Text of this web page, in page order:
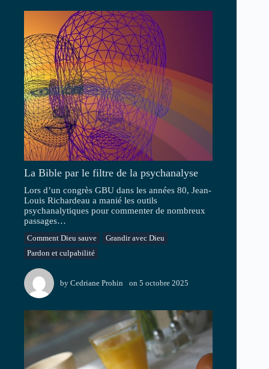
La Bible par le filtre de la psychanalyse
Comment Dieu sauve
Grandir avec Dieu
Pardon et culpabilité
Lors d’un congrès GBU dans les années 80, Jean-
Louis Richardeau a manié les outils
psychanalytiques pour commenter de nombreux
passages…
by Cedriane Prohin on 5 octobre 2025